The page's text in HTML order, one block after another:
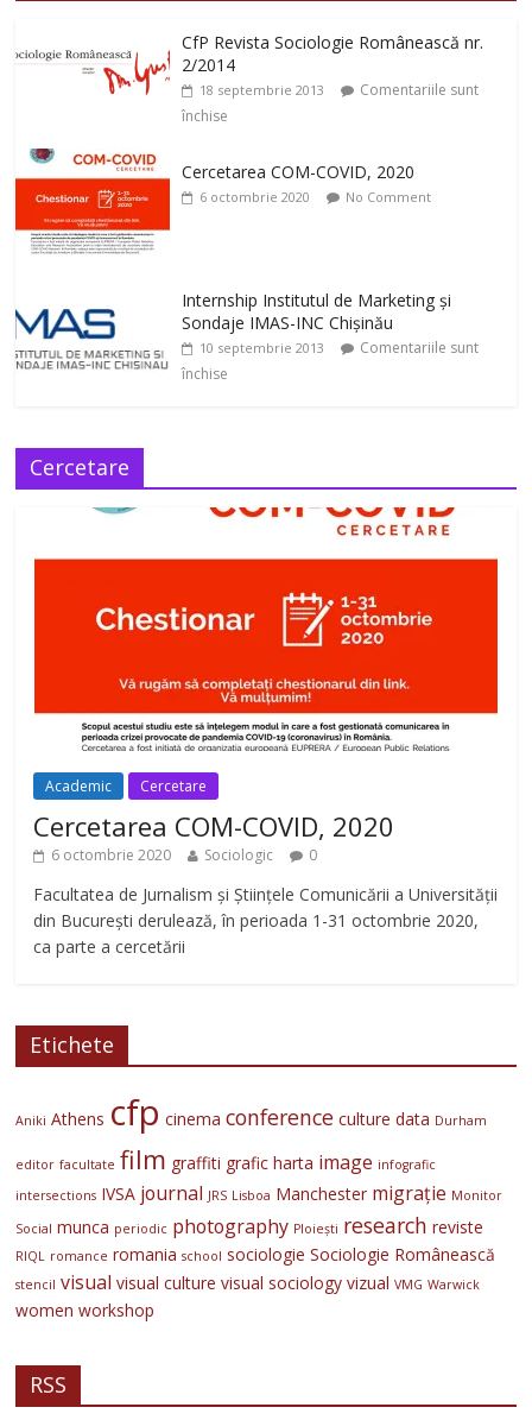
CfP Revista Sociologie Românească nr.
2/2014
18 septembrie 2013
Comentariile sunt
închise
Cercetarea COM-COVID, 2020
6 octombrie 2020 No Comment
Internship Institutul de Marketing și
Sondaje IMAS-INC Chișinău
10 septembrie 2013
Comentariile sunt
închise
Cercetare
Academic Cercetare
Cercetarea COM-COVID, 2020
6 octombrie 2020 Sociologic 0
Facultatea de Jurnalism și Științele Comunicării a Universității
din București derulează, în perioada 1-31 octombrie 2020,
ca parte a cercetării
Etichete
Aniki Athens cfp cinema conference culture data Durham
editor facultate film graffiti grafic harta image infografic
intersections IVSA journal JRS Lisboa Manchester migrație Monitor
Social munca periodic photography Ploiești research reviste
RIQL romance romania school sociologie Sociologie Românească
stencil visual visual culture visual sociology vizual VMG Warwick
women workshop
RSS